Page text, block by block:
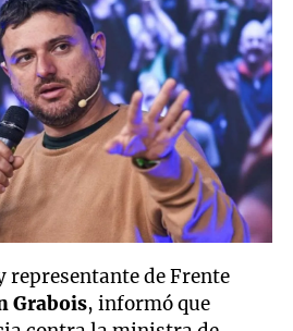
representante de Frente
Grabois, informó que